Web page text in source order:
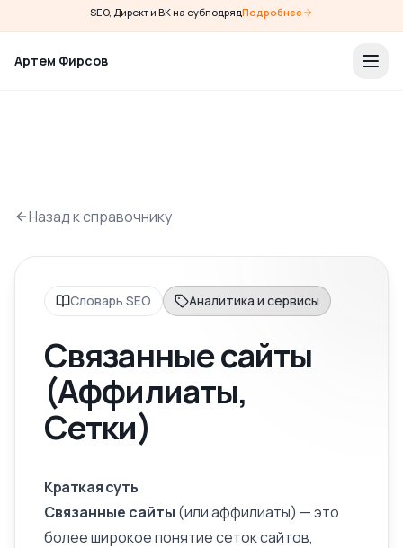
SEO, Директ и ВК на субподрядПодробнее
Артем Фирсов
Назад к справочнику
Словарь SEO Аналитика и сервисы
Связанные сайты
(Аффилиаты,
Сетки)
Краткая суть
Связанные сайты (или аффилиаты) — это
более широкое понятие сеток сайтов,